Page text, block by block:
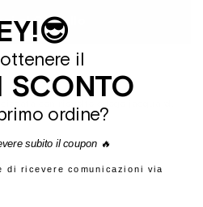
al Carrello
il
SCONTO
ordine?
subito il coupon 🔥
di ricevere comunicazioni via